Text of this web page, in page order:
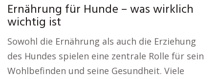
Ernährung für Hunde – was wirklich
wichtig ist
Sowohl die Ernährung als auch die Erziehung
des Hundes spielen eine zentrale Rolle für sein
Wohlbefinden und seine Gesundheit. Viele